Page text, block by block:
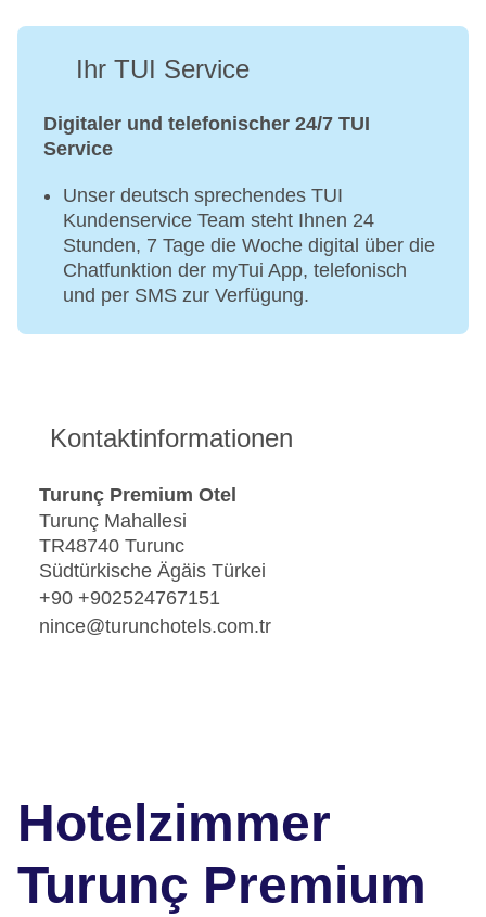
Ihr TUI Service
Digitaler und telefonischer 24/7 TUI
Service
Unser deutsch sprechendes TUI
Kundenservice Team steht Ihnen 24
Stunden, 7 Tage die Woche digital über die
Chatfunktion der myTui App, telefonisch
und per SMS zur Verfügung.
Kontaktinformationen
Turunç Premium Otel
Turunç Mahallesi
TR48740 Turunc
Südtürkische Ägäis Türkei
+90 +902524767151
nince@turunchotels.com.tr
Hotelzimmer
Turunç Premium